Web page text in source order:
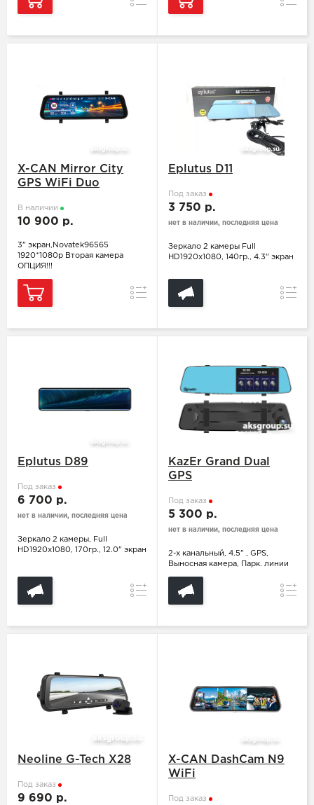
X-CAN Mirror City
GPS WiFi Duo
В наличии
10 900 р.
3" экран,Novatek96565
1920*1080р Вторая камера
ОПЦИЯ!!!
Сравнение
Eplutus D11
Под заказ
3 750 р.
нет в наличии, последняя цена
Зеркало 2 камеры Full
HD1920x1080, 140гр., 4.3" экран
Eplutus D89
Под заказ
6 700 р.
нет в наличии, последняя цена
Зеркало 2 камеры, Full
HD1920x1080, 170гр., 12.0" экран
Сравнение
KazEr Grand Dual
GPS
Под заказ
5 300 р.
нет в наличии, последняя цена
2-х канальный, 4.5" , GPS,
Выносная камера, Парк. линии
Neoline G-Tech X28
Под заказ
9 690 р.
X-CAN DashCam N9
WiFi
Под заказ